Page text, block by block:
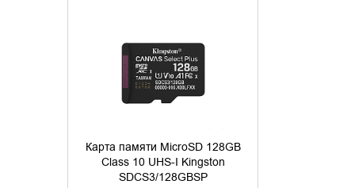
Карта памяти MicroSD 128GB
Class 10 UHS-I Kingston
SDCS3/128GBSP
КУПИТЬ В 1 КЛИК